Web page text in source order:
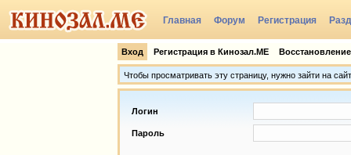
Главная Форум Регистрация
Вход Регистрация в Кинозал.МЕ
Чтобы просматривать эту страницу, нужно зайти на сайт
Логин
Пароль